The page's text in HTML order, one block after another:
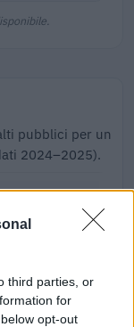
third parties, or
for
opt-out
pubblici per un
2024–2025).